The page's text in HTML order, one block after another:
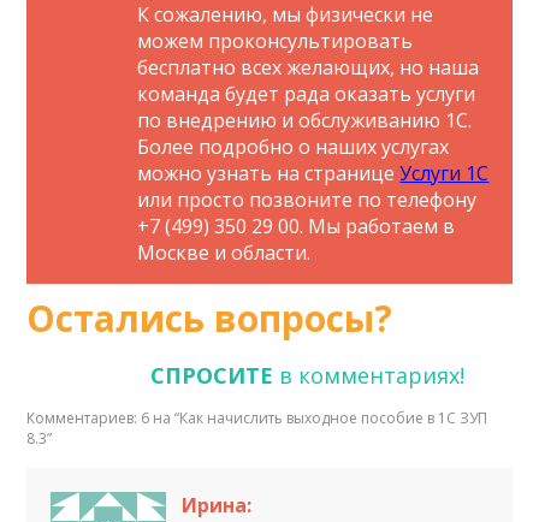
К сожалению, мы физически не
можем проконсультировать
бесплатно всех желающих, но наша
команда будет рада оказать услуги
по внедрению и обслуживанию 1С.
Более подробно о наших услугах
можно узнать на страницеУслуги 1С
или просто позвоните по телефону
+7 (499) 350 29 00. Мы работаем в
Москве и области.
Остались вопросы?
СПРОСИТЕ в комментариях!
Комментариев: 6 на “Как начислить выходное пособие в 1С ЗУП
8.3”
Ирина: